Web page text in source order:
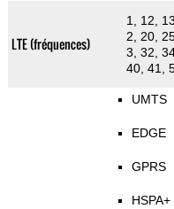
LTE (fréquences)
1, 12,
2, 20,
3, 32,
40, 41,
UMTS
EDGE
GPRS
HSPA+